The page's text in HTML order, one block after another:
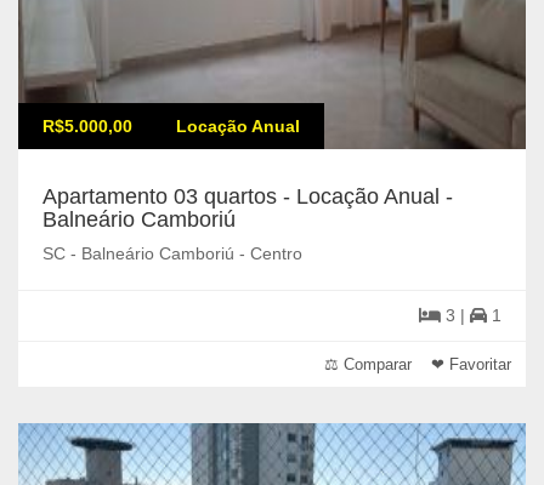
R$5.000,00 Locação Anual
Apartamento 03 quartos - Locação Anual -
Balneário Camboriú
SC - Balneário Camboriú - Centro
3 | 1
⚖ Comparar ❤ Favoritar